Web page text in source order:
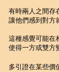
有時兩人之間存
讓他們感到對方
這種感覺可能在
使得一方或雙方
多引證在某些價